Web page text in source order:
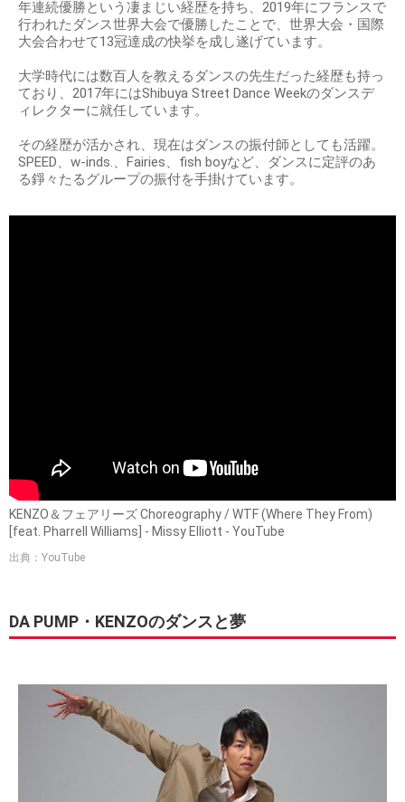
年連続優勝という凄まじい経歴を持ち、2019年にフランスで
行われたダンス世界大会で優勝したことで、世界大会・国際
大会合わせて13冠達成の快挙を成し遂げています。
大学時代には数百人を教えるダンスの先生だった経歴も持っ
ており、2017年にはShibuya Street Dance Weekのダンスデ
ィレクターに就任しています。
その経歴が活かされ、現在はダンスの振付師としても活躍。
SPEED、w-inds.、Fairies、fish boyなど、ダンスに定評のあ
る錚々たるグループの振付を手掛けています。
KENZO＆フェアリーズ Choreography / WTF (Where They From)
[feat. Pharrell Williams] - Missy Elliott - YouTube
出典：YouTube
DA PUMP・KENZOのダンスと夢